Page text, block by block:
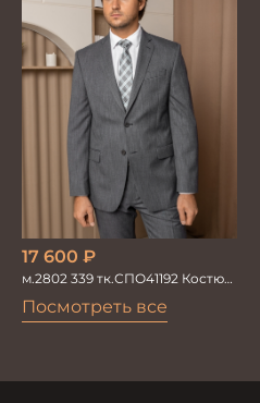
Посмотреть все
17 600 ₽
м.2802 339 тк.СПО41192 Костюм